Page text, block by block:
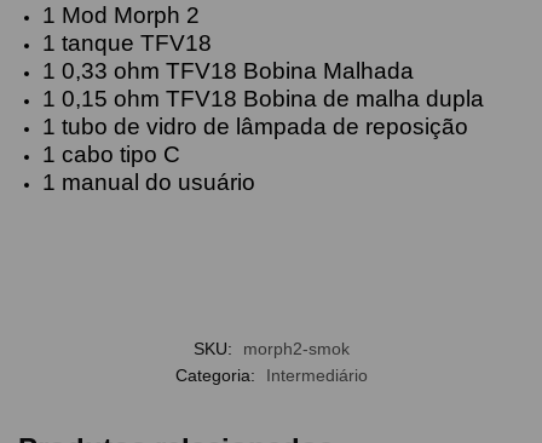
1 Mod Morph 2
1 tanque TFV18
1 0,33 ohm TFV18 Bobina Malhada
1 0,15 ohm TFV18 Bobina de malha dupla
1 tubo de vidro de lâmpada de reposição
1 cabo tipo C
1 manual do usuário
SKU:
morph2-smok
Categoria:
Intermediário